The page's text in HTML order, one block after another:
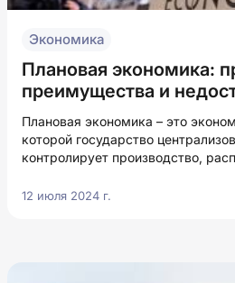
Экономика
Плановая экономика:
преимущества и
Плановая экономика – это
которой государство
контролирует производство,
12 июля 2024 г.